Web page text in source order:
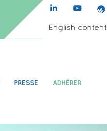
English content
PRESSE ADHÉRER